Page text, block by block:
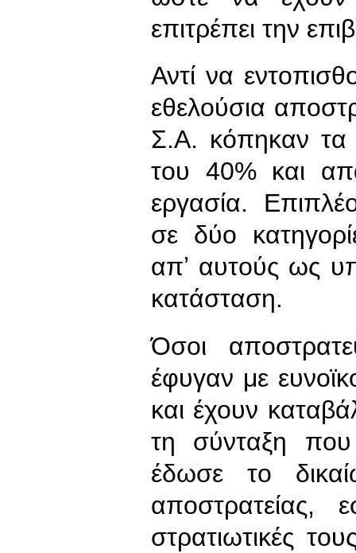
επιτρέπει την
Αντί να
εθελούσια
Σ.Α. κόπηκαν τα
του 40% και
εργασία.
σε δύο
απʼ αυτούς ως
κατάσταση.
Όσοι
έφυγαν με
και έχουν
τη σύνταξη
έδωσε το
αποστρατείας,
στρατιωτικές